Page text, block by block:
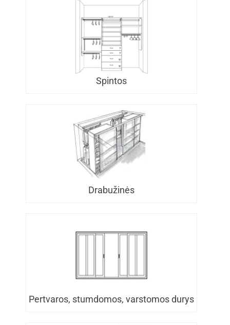
Spintos
Drabužinės
Pertvaros, stumdomos, varstomos durys